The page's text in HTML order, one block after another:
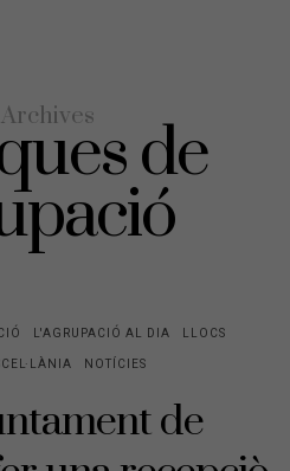
de
L'AGRUPACIÓ AL DIA
LLOCS
NOTÍCIES
de